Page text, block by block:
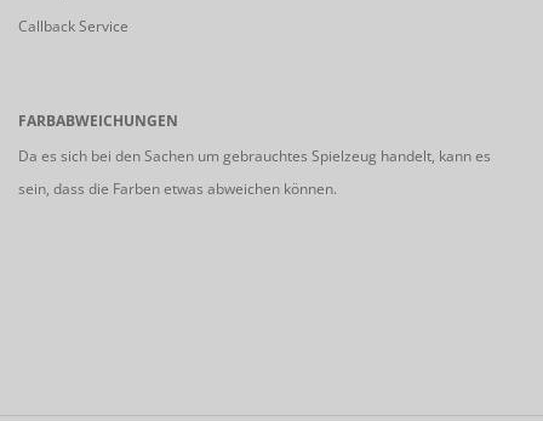
Callback Service
FARBABWEICHUNGEN
Da es sich bei den Sachen um gebrauchtes Spielzeug handelt, kann es
sein, dass die Farben etwas abweichen können.